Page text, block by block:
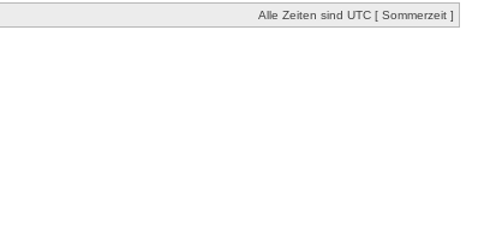
Alle Zeiten sind UTC [ Sommerzeit ]